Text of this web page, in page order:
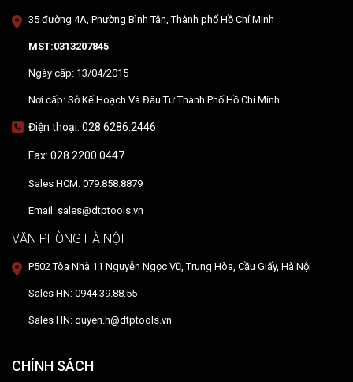
35 đường 4A, Phường Bình Tân, Thành phố Hồ Chí Minh
MST:0313207845
Ngày cấp: 13/04/2015
Nơi cấp: Sở Kế Hoạch Và Đầu Tư Thành Phố Hồ Chí Minh
Điện thoại: 028.6286.2446
Fax: 028.2200.0447
Sales HCM: 079.858.8879
Email: sales@dtptools.vn
VĂN PHÒNG HÀ NỘI
P502 Tòa Nhà 11 Nguyễn Ngọc Vũ, Trung Hòa, Cầu Giấy, Hà Nội
Sales HN: 0944.39.88.55
Sales HN: quyen.h@dtptools.vn
CHÍNH SÁCH